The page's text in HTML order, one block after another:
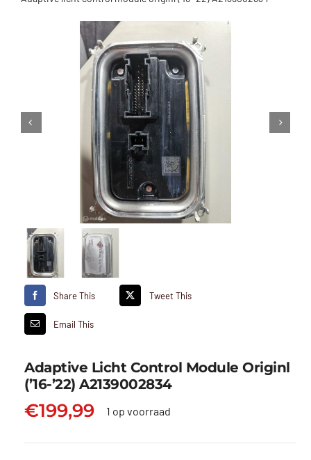
Share This Tweet This
Email This
Adaptive Licht Control Module Originl
(’16-’22) A2139002834
€199,99 1 op voorraad